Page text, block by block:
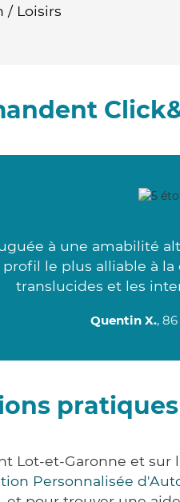
/ Loisirs
à une amabilité
le plus alliable à
translucides et les
Quentin X.,
Lot-et-Garonne et sur
Personnalisée